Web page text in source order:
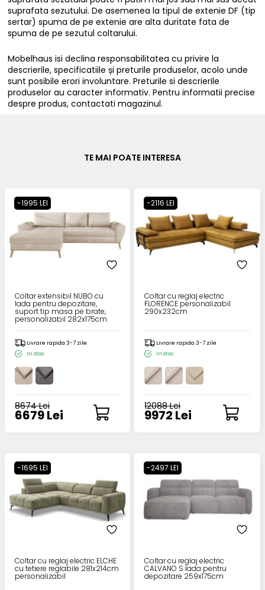
suprafata sezutului. De asemenea la tipul de extenie DF (tip
sertar) spuma de pe extenie are alta duritate fata de
spuma de pe sezutul coltarului.
Mobelhaus isi declina responsabilitatea cu privire la
descrierile, specificatiile și preturile produselor, acolo unde
sunt posibile erori involuntare. Preturile si descrierile
produselor au caracter informativ. Pentru informatii precise
despre produs, contactati magazinul.
TE MAI POATE INTERESA
-1995 LEI
Coltar extensibil NUBO cu
lada pentru depozitare,
suport tip masa pe brate,
personalizabil 282x175cm
Livrare rapida 3-7 zile
In stoc
8674 Lei
6679 Lei
-2116 LEI
Coltar cu reglaj electric
FLORENCE personalizabil
290x232cm
Livrare rapida 3-7 zile
In stoc
12088 Lei
9972 Lei
-1695 LEI
Coltar cu reglaj electric ELCHE
cu tetiere reglabile 281x214cm
personalizabil
-2497 LEI
Coltar cu reglaj electric
CALVANO S lada pentru
depozitare 259x175cm